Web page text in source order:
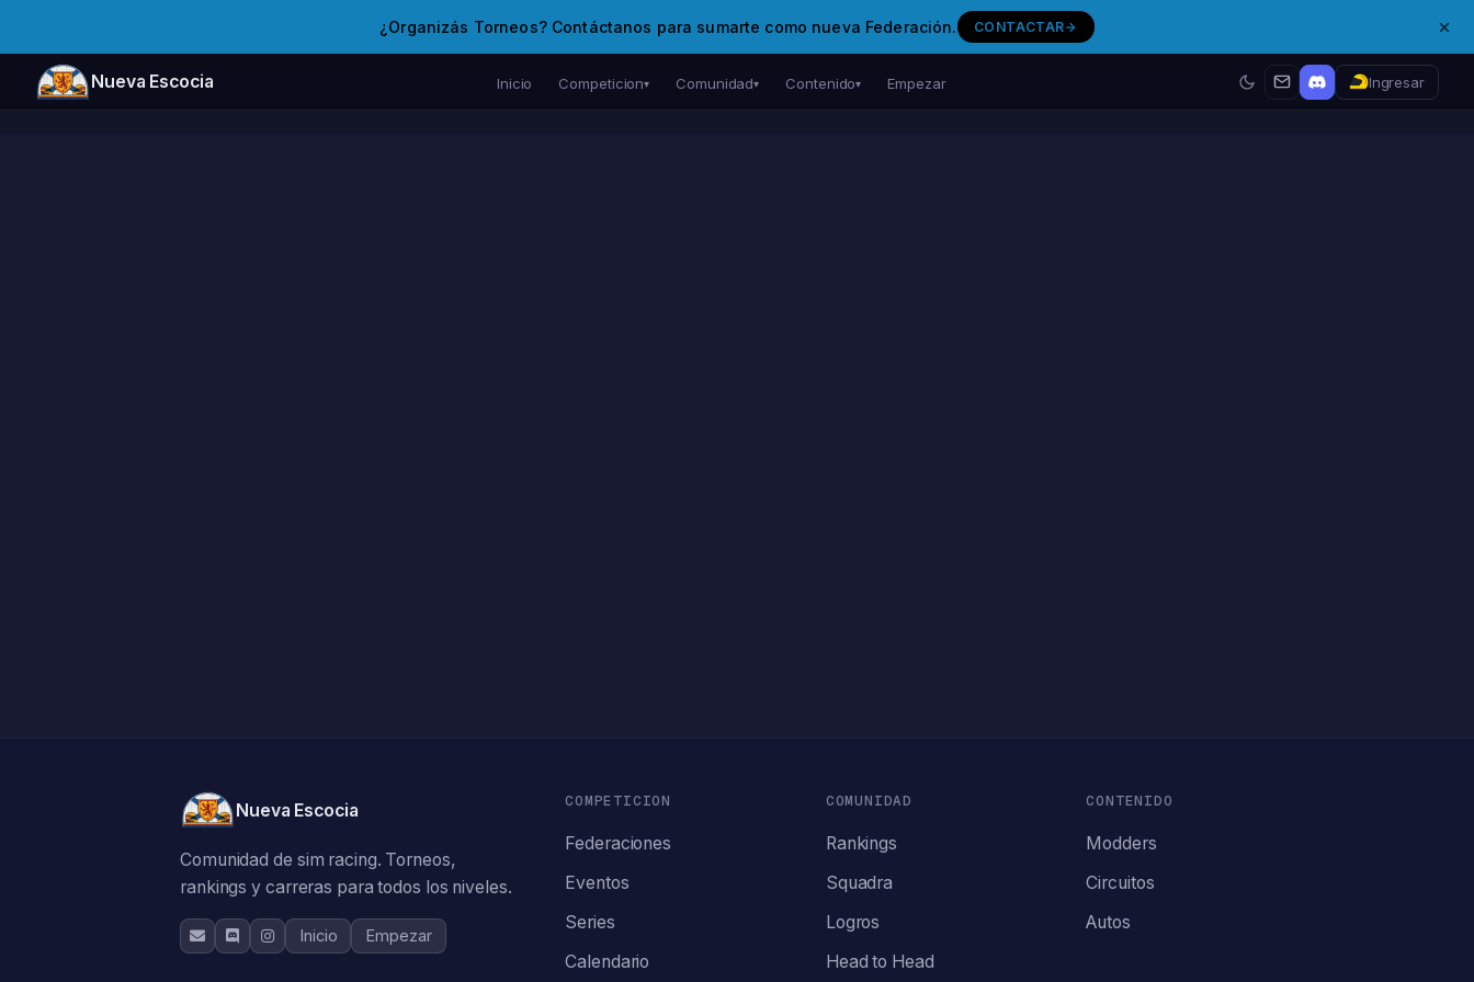
¿Organizás Torneos? Contáctanos para sumarte como nueva Federación. CONTACTAR
Nueva Escocia Inicio Competicion▾ Comunidad▾ Contenido▾ Empezar Ingresar
Nueva Escocia
Comunidad de sim racing. Torneos,
rankings y carreras para todos los niveles.
Inicio Empezar
COMPETICION
Federaciones
Eventos
Series
Calendario
COMUNIDAD
Rankings
Squadra
Logros
Head to Head
CONTENIDO
Modders
Circuitos
Autos